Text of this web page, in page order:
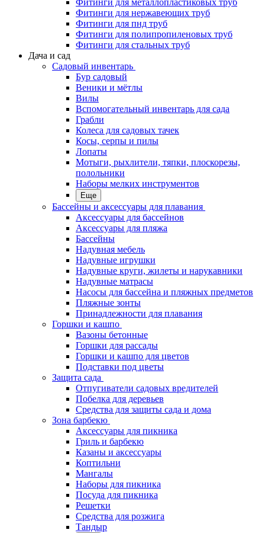
Фитинги для нержавеющих труб
Фитинги для пнд труб
Фитинги для полипропиленовых труб
Фитинги для стальных труб
Дача и сад
Садовый инвентарь
Бур садовый
Веники и мётлы
Вилы
Вспомогательный инвентарь для сада
Грабли
Колеса для садовых тачек
Косы, серпы и пилы
Лопаты
Мотыги, рыхлители, тяпки, плоскорезы,
полольники
Наборы мелких инструментов
Еще
Бассейны и аксессуары для плавания
Аксессуары для бассейнов
Аксессуары для пляжа
Бассейны
Надувная мебель
Надувные игрушки
Надувные круги, жилеты и нарукавники
Надувные матрасы
Насосы для бассейна и пляжных предметов
Пляжные зонты
Принадлежности для плавания
Горшки и кашпо
Вазоны бетонные
Горшки для рассады
Горшки и кашпо для цветов
Подставки под цветы
Защита сада
Отпугиватели садовых вредителей
Побелка для деревьев
Средства для защиты сада и дома
Зона барбекю
Аксессуары для пикника
Гриль и барбекю
Казаны и аксессуары
Коптильни
Мангалы
Наборы для пикника
Посуда для пикника
Решетки
Средства для розжига
Тандыр